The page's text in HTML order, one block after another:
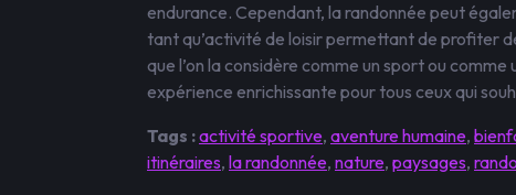
endurance. Cependant, la randonnée peut
tant qu’activité de loisir permettant de profiter
que l’on la considère comme un sport ou
expérience enrichissante pour tous ceux qui
Tags :activité sportive, aventure humaine,
itinéraires, la randonnée, nature, paysages,